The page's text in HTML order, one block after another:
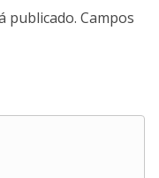
publicado. Campos